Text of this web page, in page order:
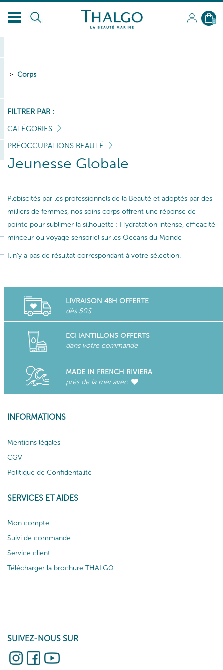
FR
0
Corps
FILTRER PAR :
CATÉGORIES
PRÉOCCUPATIONS BEAUTÉ
Jeunesse Globale
Plébiscités par les professionnels de la Beauté et adoptés par des
milliers de femmes, nos soins corps offrent une réponse de
pointe pour sublimer la silhouette : Hydratation intense, efficacité
minceur ou voyage sensoriel sur les Océans du Monde
Il n'y a pas de résultat correspondant à votre sélection.
LIVRAISON 48H OFFERTE
dès 50$
ECHANTILLONS OFFERTS
dans votre commande
MADE IN FRENCH RIVIERA
près de la mer avec
INFORMATIONS
Mentions légales
CGV
Politique de Confidentalité
SERVICES ET AIDES
Mon compte
Suivi de commande
Service client
Télécharger la brochure THALGO
SUIVEZ-NOUS SUR